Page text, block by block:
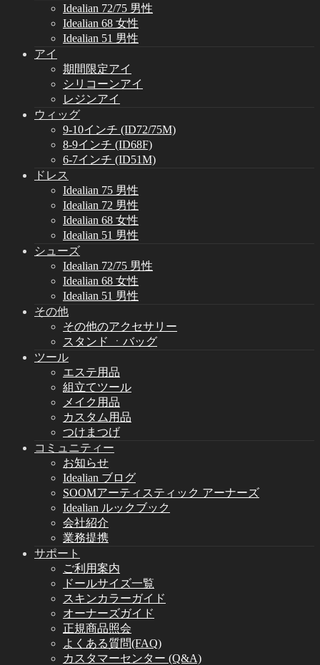
Idealian 72/75 男性
Idealian 68 女性
Idealian 51 男性
アイ
期間限定アイ
シリコーンアイ
レジンアイ
ウィッグ
9-10インチ (ID72/75M)
8-9インチ (ID68F)
6-7インチ (ID51M)
ドレス
Idealian 75 男性
Idealian 72 男性
Idealian 68 女性
Idealian 51 男性
シューズ
Idealian 72/75 男性
Idealian 68 女性
Idealian 51 男性
その他
その他のアクセサリー
スタンド ㆍバッグ
ツール
エステ用品
組立てツール
メイク用品
カスタム用品
つけまつげ
コミュニティー
お知らせ
Idealian ブログ
SOOMアーティスティック アーナーズ
Idealian ルックブック
会社紹介
業務提携
サポート
ご利用案内
ドールサイズ一覧
スキンカラーガイド
オーナーズガイド
正規商品照会
よくある質問(FAQ)
カスタマーセンター (Q&A)